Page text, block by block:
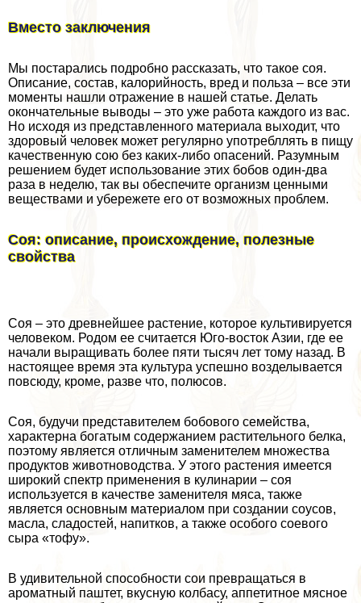
Вместо заключения
Мы постарались подробно рассказать, что такое соя.
Описание, состав, калорийность, вред и польза – все эти
моменты нашли отражение в нашей статье. Делать
окончательные выводы – это уже работа каждого из вас.
Но исходя из представленного материала выходит, что
здоровый человек может регулярно употрeбллять в пищу
качественную сою без каких-либо опасений. Разумным
решением будет использование этих бобов один-два
раза в неделю, так вы обеспечите организм ценными
веществами и убережете его от возможных проблем.
Соя: описание, происхождение, полезные
свойства
Соя – это древнейшее растение, которое культивируется
человеком. Родом ее считается Юго-восток Азии, где ее
начали выращивать более пяти тысяч лет тому назад. В
настоящее время эта культура успешно возделывается
повсюду, кроме, разве что, полюсов.
Соя, будучи представителем бобового семейства,
хаpaктерна богатым содержанием растительного белка,
поэтому является отличным заменителем множества
продуктов животноводства. У этого растения имеется
широкий спектр применения в кулинарии – соя
используется в качестве заменителя мяса, также
является основным материалом при создании соусов,
масла, сладостей, напитков, а также особого соевого
сыра «тофу».
В удивительной способности сои превращаться в
ароматный паштет, вкусную колбасу, аппетитное мясное